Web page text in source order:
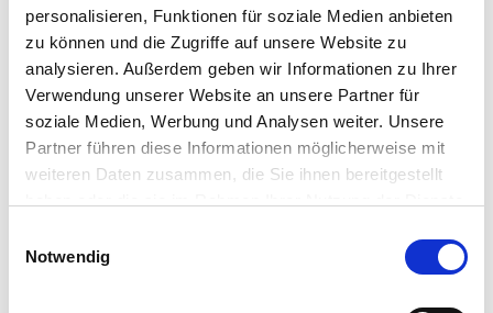
personalisieren, Funktionen für soziale Medien anbieten
zu können und die Zugriffe auf unsere Website zu
analysieren. Außerdem geben wir Informationen zu Ihrer
Verwendung unserer Website an unsere Partner für
soziale Medien, Werbung und Analysen weiter. Unsere
Partner führen diese Informationen möglicherweise mit
weiteren Daten zusammen, die Sie ihnen bereitgestellt
Notwendig
Initiativbewerbung
Ärztlicher Dienst